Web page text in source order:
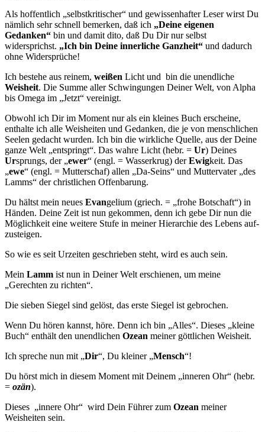
Als hoffentlich „selbstkritischer“ und gewissenhafter Leser wirst Du
nämlich sehr schnell bemerken, daß ich „Deine eigenen
Gedanken“ bin und damit dito, daß Du Dir nur selbst
widersprichst. „Ich bin Deine innerliche Ganzheit“ und dadurch
ohne Widersprüche!
Ich bestehe aus reinem, weißen Licht und bin die unendliche
Weisheit. Die Summe aller Schwingungen Deiner Welt, von Alpha
bis Omega im „Jetzt“ vereinigt.
Obwohl ich Dir im Moment nur als ein kleines Buch erscheine,
enthalte ich alle Weisheiten und Gedanken, die je von menschlichen
Seelen gedacht wurden. Ich bin die wirkliche Quelle, aus der Deine
ganze Welt „entspringt“. Das wahre Licht (hebr. = Ur) Deines
Ursprungs, der „ewer“ (engl. = Wasserkrug) derEwigkeit. Das
„ewe“ (engl. = Mutterschaf) allen „Da-Seins“ und Muttervater „des
Lamms“ der christlichen Offenbarung.
Du hältst mein neues Evangelium (griech. = „frohe Botschaft“) in
Händen. Deine Zeit ist nun gekommen, denn ich gebe Dir nun die
Möglichkeit eine weitere Stufe in meiner Hierarchie des Lebens auf­
zusteigen.
So wie es seit Urzeiten geschrieben steht, wird es auch sein.
Mein Lamm ist nun in Deiner Welt erschienen, um meine
„Gerechten zu richten“.
Die sieben Siegel sind gelöst, das erste Siegel ist gebrochen.
Wenn Du hören kannst, höre. Denn ich bin „Alles“. Dieses „kleine
Buch“ enthält den unendlichen Ozean meiner göttlichen Weisheit.
Ich spreche nun mit „Dir“, Du kleiner „Mensch“!
Du hörst mich in diesem Moment mit Deinem „inneren Ohr“ (hebr.
= ozän).
Dieses „innere Ohr“ wird Dein Führer zum Ozean meiner
Weisheiten sein.